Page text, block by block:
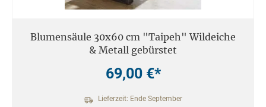
Blumensäule 30x60 cm "Taipeh" Wildeiche
& Metall gebürstet
69,00 €*
Lieferzeit: Ende September